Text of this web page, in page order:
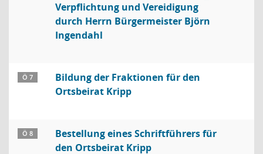
Verpflichtung und Vereidigung
durch Herrn Bürgermeister Björn
Ingendahl
Ö 7
Bildung der Fraktionen für den
Ortsbeirat Kripp
Ö 8
Bestellung eines Schriftführers für
den Ortsbeirat Kripp